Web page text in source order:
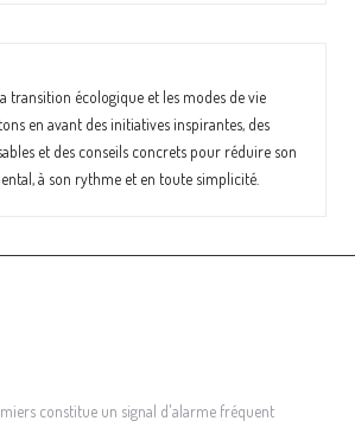
transition écologique et les modes de vie
en avant des initiatives inspirantes, des
et des conseils concrets pour réduire son
, à son rythme et en toute simplicité.
constitue un signal d'alarme fréquent